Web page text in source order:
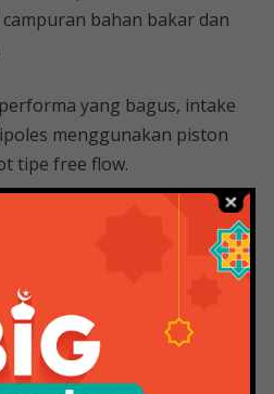
bahan bakar dan
yang bagus, intake
menggunakan piston
tipe free flow.
57 57.5 58 58.5 59
Z/piston Mio
110/ Piston
bahan bakar disesuaikan